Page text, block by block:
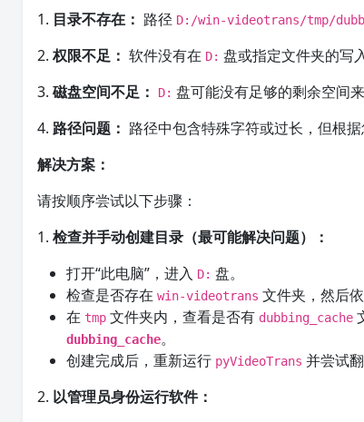
1. 目录不存在： 路径 D:/win-videotrans/tmp/
2.权限不足： 软件没有在 D: 盘或指定文件夹的写
3.磁盘空间不足： D: 盘可能没有足够的剩余空间
4. 路径问题： 路径中包含特殊字符或过长，但根
解决方案：
请按顺序尝试以下步骤：
1.检查并手动创建目录（最可能解决问题）：
打开“此电脑”，进入 D: 盘。
检查是否存在win-videotrans 文件夹，然后
在 tmp 文件夹内，查看是否有 dubbing_cache
dubbing_cache。
创建完成后，重新运行 pyVideoTrans 并尝试翻
2. 以管理员身份运行软件：